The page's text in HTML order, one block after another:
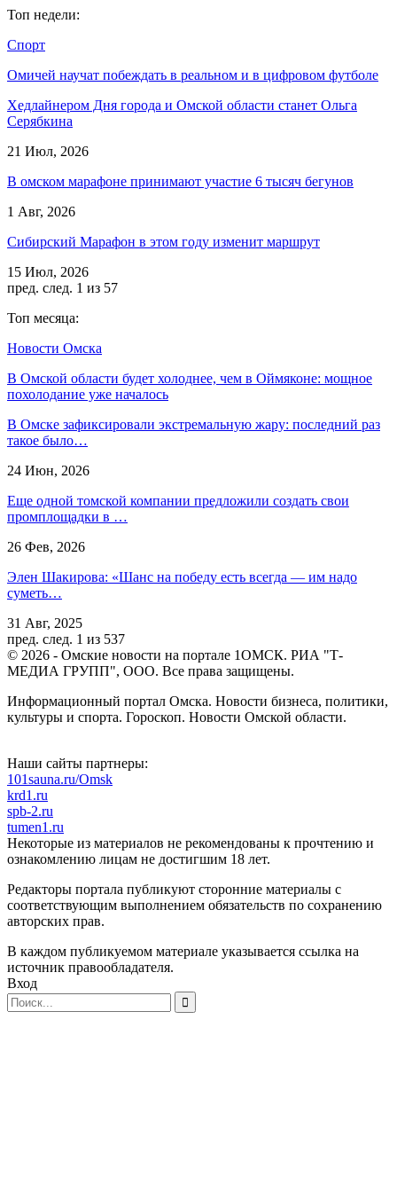
Топ недели:
Спорт
Омичей научат побеждать в реальном и в цифровом футболе
Хедлайнером Дня города и Омской области станет Ольга
Серябкина
21 Июл, 2026
В омском марафоне принимают участие 6 тысяч бегунов
1 Авг, 2026
Сибирский Марафон в этом году изменит маршрут
15 Июл, 2026
пред. след. 1 из 57
Топ месяца:
Новости Омска
В Омской области будет холоднее, чем в Оймяконе: мощное
похолодание уже началось
В Омске зафиксировали экстремальную жару: последний раз
такое было…
24 Июн, 2026
Еще одной томской компании предложили создать свои
промплощадки в …
26 Фев, 2026
Элен Шакирова: «Шанс на победу есть всегда — им надо
суметь…
31 Авг, 2025
пред. след. 1 из 537
© 2026 - Омские новости на портале 1ОМСК. РИА "Т-
МЕДИА ГРУПП", ООО. Все права защищены.
Информационный портал Омска. Новости бизнеса, политики,
культуры и спорта. Гороскоп. Новости Омской области.
Наши сайты партнеры:
101sauna.ru/Omsk
krd1.ru
spb-2.ru
tumen1.ru
Некоторые из материалов не рекомендованы к прочтению и
ознакомлению лицам не достигшим 18 лет.
Редакторы портала публикуют сторонние материалы с
соответствующим выполнением обязательств по сохранению
авторских прав.
В каждом публикуемом материале указывается ссылка на
источник правообладателя.
Вход